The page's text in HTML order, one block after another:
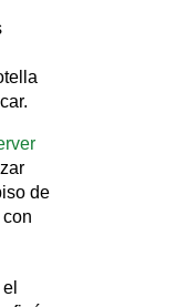
de